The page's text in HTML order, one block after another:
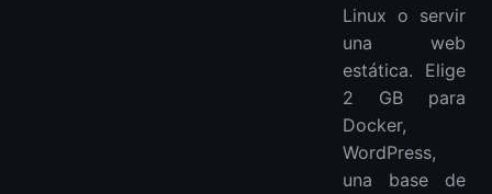
Linux o servir
una web
estática. Elige
2 GB para
Docker,
WordPress,
una base de